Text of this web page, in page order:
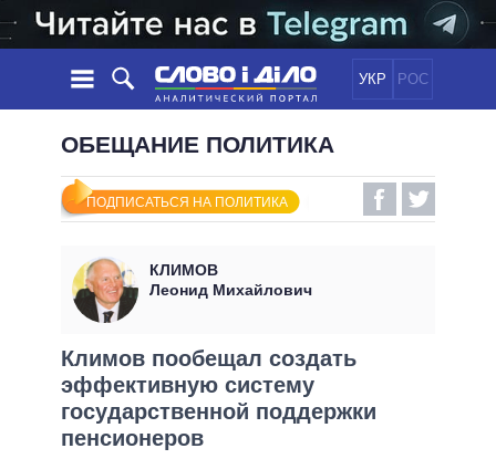
УКР РОС
НОВОСТИ
ЛЕНТА
СОБЫТИЯ
СТАТЬИ
МНЕНИЯ
ОБЗОРЫ
ДАЙДЖЕСТЫ
ПОЛИТИКА
ЭКОНОМИКА
МИР
ОБЕЩАНИЯ
ВСЕ ПОЛИТИКИ
ПРЕЗИДЕНТ И ОФИС
ВЕРХОВНАЯ РАДА
КАБИНЕТ МИНИСТРОВ
ГЛАВЫ ОБЛАДМИНИСТРАЦИЙ
МЭРЫ
ИНФОГРАФИКА
ПОДДЕРЖАТЬ
СРАВНЕНИЕ ПОЛИТИКОВ
ОБЕЩАНИЕ ПОЛИТИКА
ПОДПИСАТЬСЯ НА ПОЛИТИКА
КЛИМОВ
Леонид Михайлович
Климов пообещал создать
эффективную систему
государственной поддержки
пенсионеров